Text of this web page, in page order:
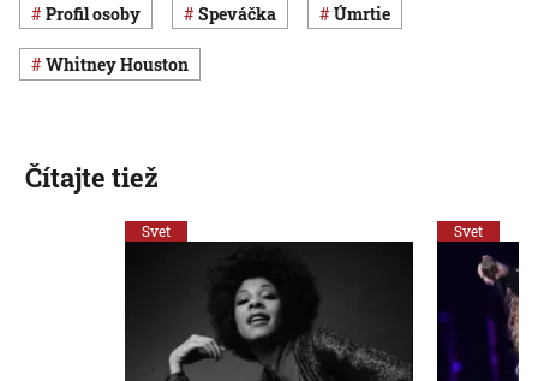
profil osoby speváčka úmrtie
Whitney Houston
Čítajte tiež
Svet Svet